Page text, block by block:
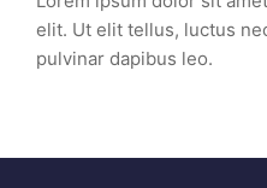
elit. Ut elit tellus, luctus
pulvinar dapibus leo.